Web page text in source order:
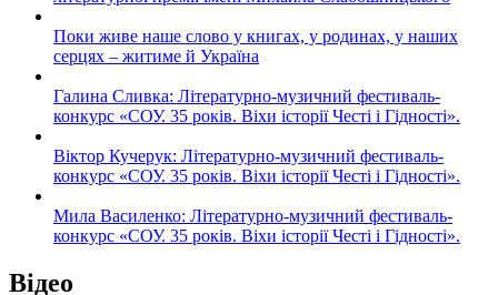
Поки живе наше слово у книгах, у родинах, у наших
серцях – житиме й Україна
Галина Сливка: Літературно-музичний фестиваль-
конкурс «СОУ. 35 років. Віхи історії Честі і Гідності».
Віктор Кучерук: Літературно-музичний фестиваль-
конкурс «СОУ. 35 років. Віхи історії Честі і Гідності».
Мила Василенко: Літературно-музичний фестиваль-
конкурс «СОУ. 35 років. Віхи історії Честі і Гідності».
Відео